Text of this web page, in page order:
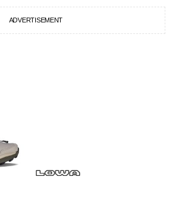
ADVERTISEMENT